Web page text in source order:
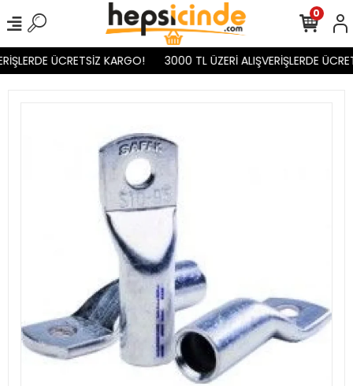
ÜCRETSİZ KARGO! 3000 TL ÜZERİ ALIŞVERİŞLERDE
0